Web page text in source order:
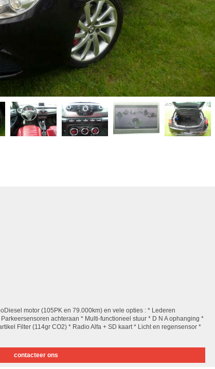
motor (105PK en 79.000km) en vele opties : * Lederen
achteraan * Multi-functioneel stuur * D N A ophanging *
Filter (114gr CO2) * Radio Alfa + SD kaart * Licht en regensensor *
contacteer ons